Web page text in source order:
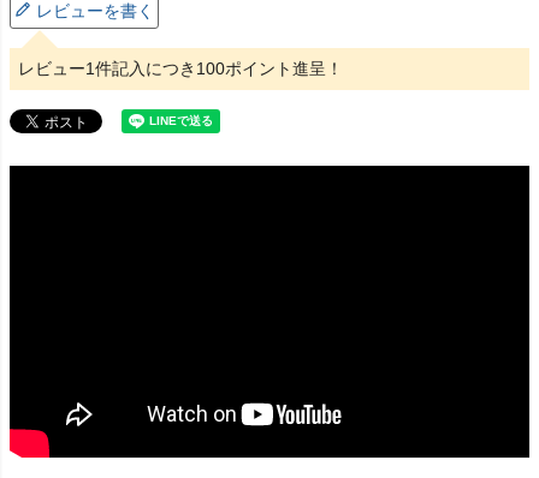
レビューを書く
レビュー1件記入につき100ポイント進呈！